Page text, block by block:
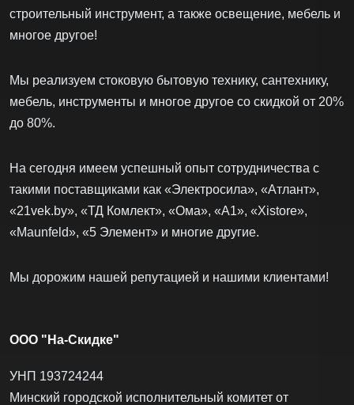
строительный инструмент, а также освещение, мебель и
многое другое!
Мы реализуем стоковую бытовую технику, сантехнику,
мебель, инструменты и многое другое со скидкой от 20%
до 80%.
На сегодня имеем успешный опыт сотрудничества с
такими поставщиками как «Электросила», «Атлант»,
«21vek.by», «ТД Комлект», «Ома», «А1», «Xistore»,
«Maunfeld», «5 Элемент» и многие другие.
Мы дорожим нашей репутацией и нашими клиентами!
ООО "На-Скидке"
УНП 193724244
Минский городской исполнительный комитет от